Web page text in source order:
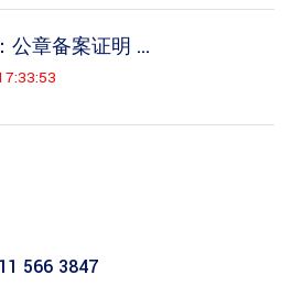
公章备案证明 ...
566 3847